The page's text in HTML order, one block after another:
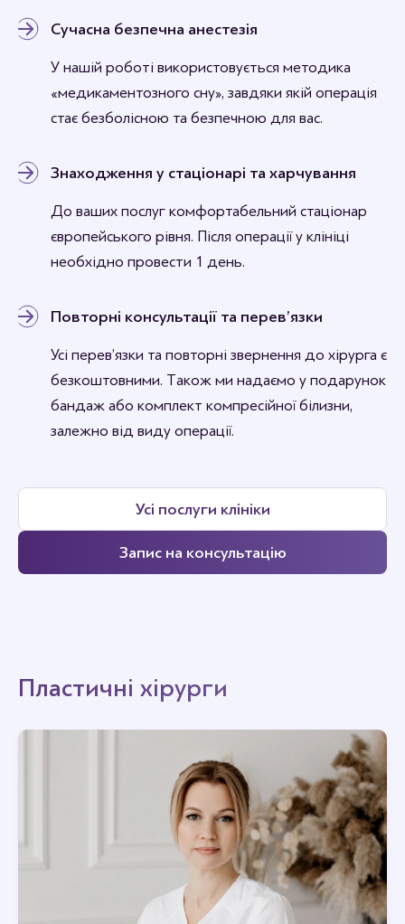
Сучасна безпечна анестезія
У нашій роботі використовується методика
«медикаментозного сну», завдяки якій операція
стає безболісною та безпечною для вас.
Знаходження у стаціонарі та харчування
До ваших послуг комфортабельний стаціонар
європейського рівня. Після операції у клініці
необхідно провести 1 день.
Повторні консультації та перев’язки
Усі перев’язки та повторні звернення до хірурга є
безкоштовними. Також ми надаємо у подарунок
бандаж або комплект компресійної білизни,
залежно від виду операції.
Усі послуги клініки
Запис на консультацію
Пластичні хірурги